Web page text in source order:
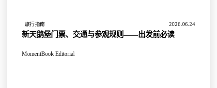
旅行指南 2026.06.24
新天鹅堡门票、交通与参观规则——出发前必读
MomentBook Editorial